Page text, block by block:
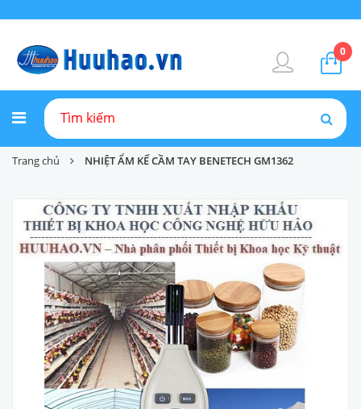
0
Trang chủ NHIỆT ẨM KẾ CẦM TAY BENETECH GM1362